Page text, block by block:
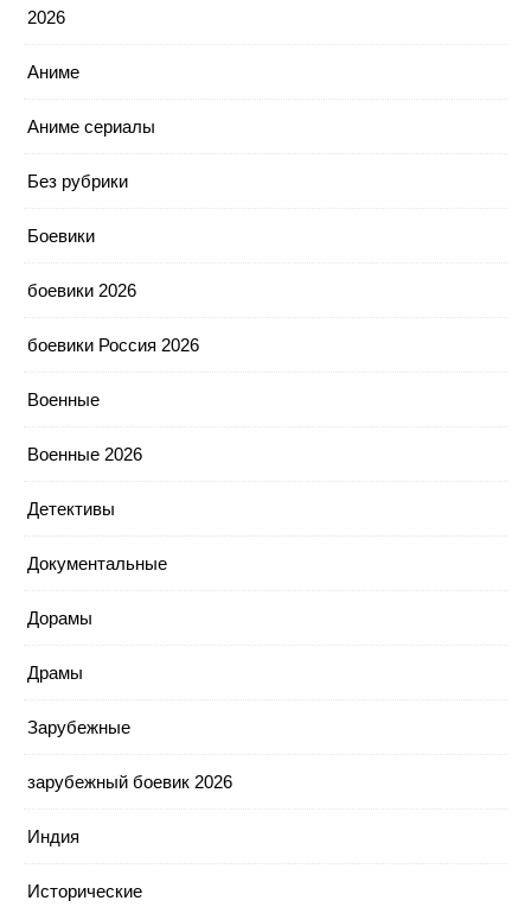
2026
Аниме
Аниме сериалы
Без рубрики
Боевики
боевики 2026
боевики Россия 2026
Военные
Военные 2026
Детективы
Документальные
Дорамы
Драмы
Зарубежные
зарубежный боевик 2026
Индия
Исторические